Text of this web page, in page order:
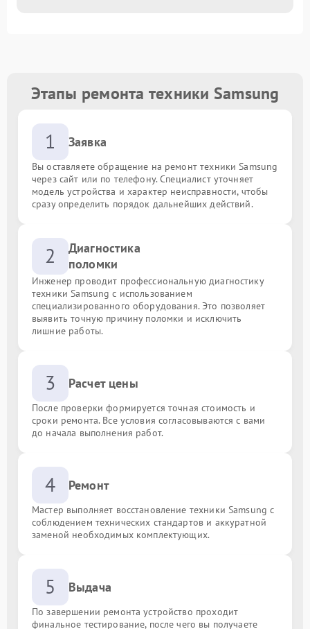
Этапы ремонта техники Samsung
1 Заявка
Вы оставляете обращение на ремонт техники Samsung
через сайт или по телефону. Специалист уточняет
модель устройства и характер неисправности, чтобы
сразу определить порядок дальнейших действий.
2
Диагностика
поломки
Инженер проводит профессиональную диагностику
техники Samsung с использованием
специализированного оборудования. Это позволяет
выявить точную причину поломки и исключить
лишние работы.
3 Расчет цены
После проверки формируется точная стоимость и
сроки ремонта. Все условия согласовываются с вами
до начала выполнения работ.
4 Ремонт
Мастер выполняет восстановление техники Samsung с
соблюдением технических стандартов и аккуратной
заменой необходимых комплектующих.
5 Выдача
По завершении ремонта устройство проходит
финальное тестирование, после чего вы получаете